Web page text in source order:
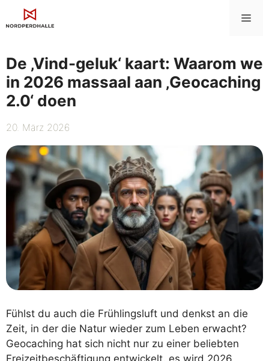
Inhalt
De ‚Vind-geluk‘ kaart: Waarom we
in 2026 massaal aan ‚Geocaching
2.0‘ doen
20. März 2026
Fühlst du auch die Frühlingsluft und denkst an die
Zeit, in der die Natur wieder zum Leben erwacht?
Geocaching hat sich nicht nur zu einer beliebten
Freizeitbeschäftigung entwickelt, es wird 2026